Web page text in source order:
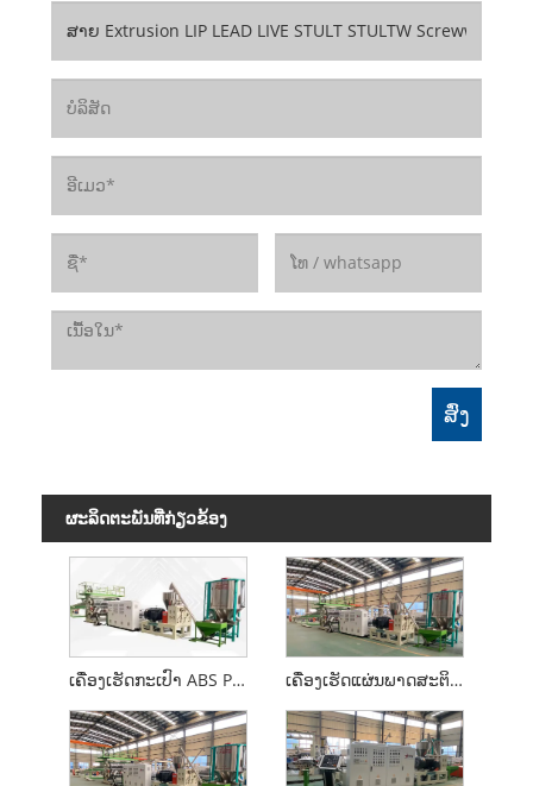
ຜະ​ລິດ​ຕະ​ພັນ​ທີ່​ກ່ຽວ​ຂ້ອງ
ເຄື່ອງເຮັດກະເປົາ ABS PC Trolley ເຄື່ອງເຮັດແຜ່ນພາດສະຕິກ ABS